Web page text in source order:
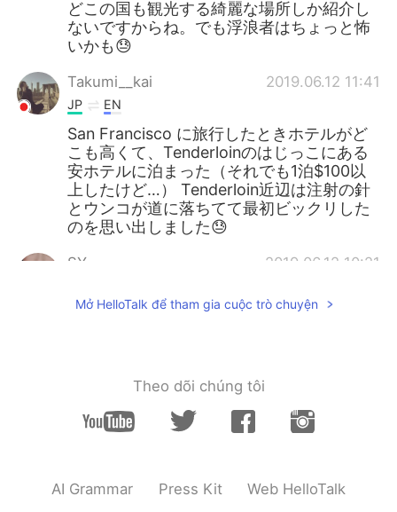
どこの国も観光する綺麗な場所しか紹介し
ないですからね。でも浮浪者はちょっと怖
いかも😓
Takumi__kai 2019.06.12 11:41
JP EN
San Francisco に旅行したときホテルがど
こも高くて、Tenderloinのはじっこにある
安ホテルに泊まった（それでも1泊$100以
上したけど…） Tenderloin近辺は注射の針
とウンコが道に落ちてて最初ビックリした
のを思い出しました😓
SY 2019.06.12 10:21
@ジョン
I was ! Thanks for your concern
@ジョン200000円…😳😱
EN
Mở HelloTalk để tham gia cuộc trò chuyện
Theo dõi chúng tôi
AI Grammar Press Kit Web HelloTalk